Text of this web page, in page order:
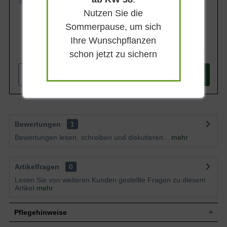
Bewertungen
1
Bewertungen lesen, schreiben und diskutieren...
mehr
Artikelfragen
0
Lesen Sie von weiteren Kunden gestellte Fragen zu diesem
Artikel mehr
Pflegehinweise
Nutzen Sie die
Sommerpause, um sich
Ihre Wunschpflanzen
schon jetzt zu sichern